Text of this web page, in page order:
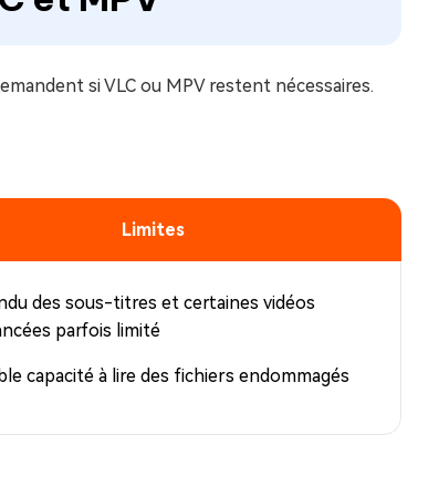
si VLC ou MPV restent nécessaires.
Limites
des sous-titres et certaines vidéos
parfois limité
capacité à lire des fichiers endommagés